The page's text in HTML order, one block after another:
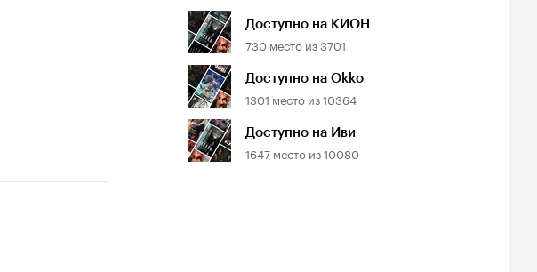
Доступно на КИОН
730 место из3701
Доступно на Okko
1301 место из10364
Доступно на Иви
1647 место из10080